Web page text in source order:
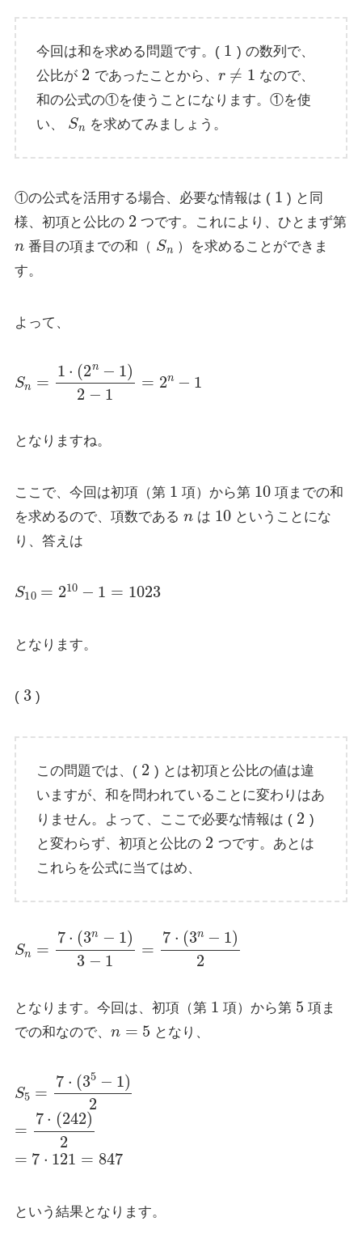
今回は和を求める問題です。(
1
) の数列で、
公比が
2
であったことから、
1
なので、
和の公式の①を使うことになります。①を使
い、
S
を求めてみましょう。
①の公式を活用する場合、必要な情報は (
1
) と同
様、初項と公比の
2
つです。これにより、ひとまず第
番目の項までの和（
S
）を求めることができま
す。
よって、
Sn (2n−1)2−1 −1
となりますね。
ここで、今回は初項（第
1
項）から第
10
項までの和
を求めるので、項数である
は
10
ということにな
り、答えは
S10 210 = 1023
となります。
(
3
)
この問題では、(
2
) とは初項と公比の値は違
いますが、和を問われていることに変わりはあ
りません。よって、ここで必要な情報は (
2
)
と変わらず、初項と公比の
2
つです。あとは
これらを公式に当てはめ、
Sn (3n−1 )3−1 3 n −1)2
となります。今回は、初項（第
1
項）から第
5
項ま
での和なので、
となり、
S5 ⋅(3 5−1 )2
⋅( 242)2
7⋅121= 847
という結果となります。